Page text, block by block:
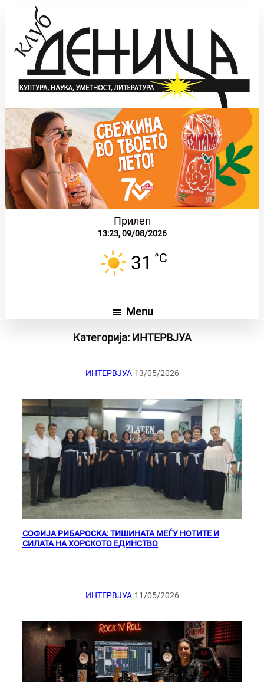
содржината
Прилеп
13:23,09/08/2026
31 °C
Menu
Категорија: ИНТЕРВЈУА
ИНТЕРВЈУА| 13/05/2026
СОФИЈА РИБАРОСКА: ТИШИНАТА МЕЃУ НОТИТЕ И
СИЛАТА НА ХОРСКОТО ЕДИНСТВО
ИНТЕРВЈУА| 11/05/2026